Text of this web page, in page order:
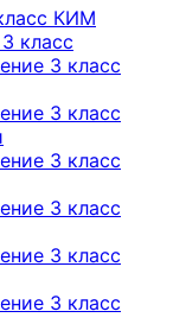
КИМ
класс
3 класс
3 класс
3 класс
3 класс
3 класс
3 класс